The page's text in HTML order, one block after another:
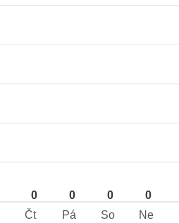
0 0 0 0
Čt Pá So Ne